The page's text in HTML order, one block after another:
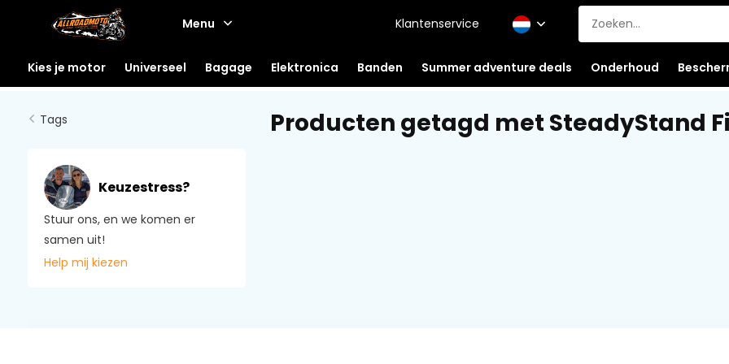
Menu Klantenservice
Kies je motor Universeel Bagage Elektronica Banden Summer adventure deals Onderhoud
Tags
Keuzestress?
Stuur ons, en we komen er
samen uit!
Help mij kiezen
Producten getagd met SteadyStand